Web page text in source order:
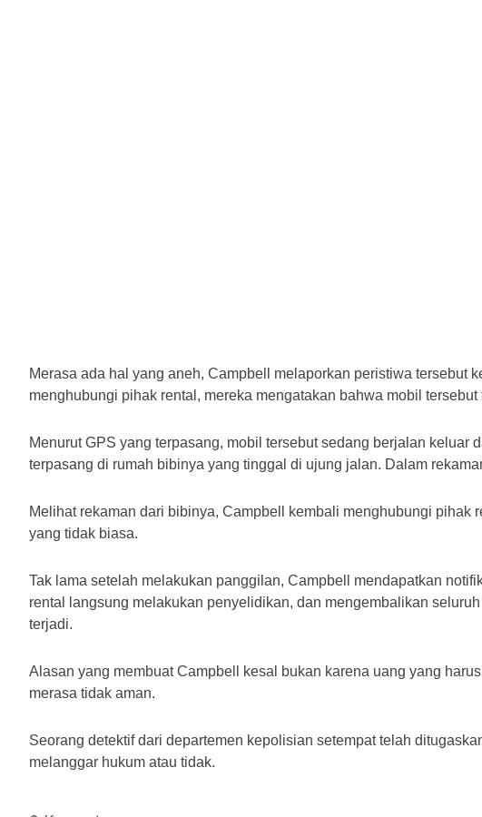
Merasa ada hal yang aneh, Campbell melaporkan peristiwa tersebut
menghubungi pihak rental, mereka mengatakan bahwa mobil
Menurut GPS yang terpasang, mobil tersebut sedang berjalan
terpasang di rumah bibinya yang tinggal di ujung jalan. Dalam
Melihat rekaman dari bibinya, Campbell kembali menghubungi
yang tidak biasa.
Tak lama setelah melakukan panggilan, Campbell mendapatkan
rental langsung melakukan penyelidikan, dan mengembalikan
terjadi.
Alasan yang membuat Campbell kesal bukan karena uang yang
merasa tidak aman.
Seorang detektif dari departemen kepolisian setempat telah
melanggar hukum atau tidak.